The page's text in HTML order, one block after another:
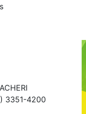
3351-4200